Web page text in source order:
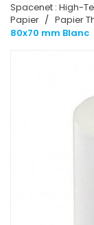
Spacenet : High-
Papier
Papier
80x70 mm Blanc